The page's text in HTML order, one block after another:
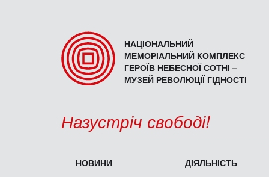
НАЦІОНАЛЬНИЙ
МЕМОРІАЛЬНИЙ КОМПЛЕКС
ГЕРОЇВ НЕБЕСНОЇ СОТНІ –
МУЗЕЙ РЕВОЛЮЦІЇ ГІДНОСТІ
Назустріч свободі!
НОВИНИ
ДІЯЛЬНІСТЬ